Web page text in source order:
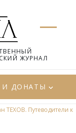
ЖУРНАЛ
И ДОНАТЫ
ТЕХОВ. Путеводители к